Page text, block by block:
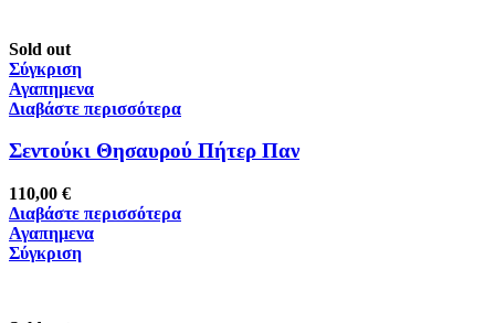
Sold out
Σύγκριση
Αγαπημενα
Διαβάστε περισσότερα
Σεντούκι Θησαυρού Πήτερ Παν
110,00 €
Διαβάστε περισσότερα
Αγαπημενα
Σύγκριση